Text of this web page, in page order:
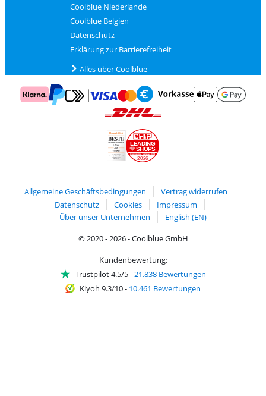
Coolblue Niederlande
Coolblue Belgien
Datenschutz
Erklärung zur Barrierefreiheit
Alles über Coolblue
Zahlung mit PayPal
Zahlung mit Mastercard und Visa über Click to Pay
Zahlung mit Vorkasse
2026
LEADING
SHOPS
Allgemeine Geschäftsbedingungen
Vertrag widerrufen
Datenschutz
Cookies
Impressum
Über unser Unternehmen
English (EN)
© 2020 - 2026 - Coolblue GmbH
Kundenbewertung:
Trustpilot 4.5/5-21.838 Bewertungen
Kiyoh 9.3/10- 10.461 Bewertungen